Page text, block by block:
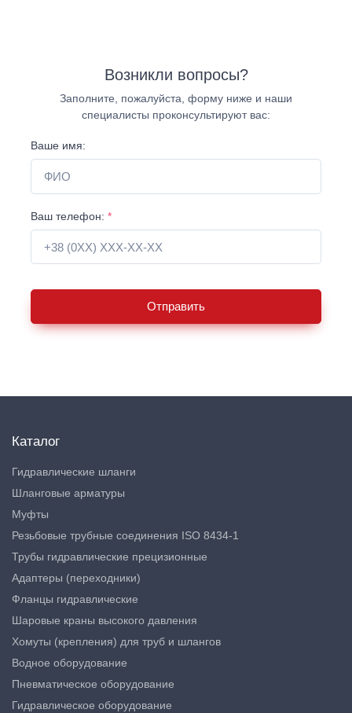
Возникли вопросы?
Заполните, пожалуйста, форму ниже и наши
специалисты проконсультируют вас:
Ваше имя:
Ваш телефон: *
Отправить
Каталог
Гидравлические шланги
Шланговые арматуры
Муфты
Резьбовые трубные соединения ISO 8434-1
Трубы гидравлические прецизионные
Адаптеры (переходники)
Фланцы гидравлические
Шаровые краны высокого давления
Хомуты (крепления) для труб и шлангов
Водное оборудование
Пневматическое оборудование
Гидравлическое оборудование